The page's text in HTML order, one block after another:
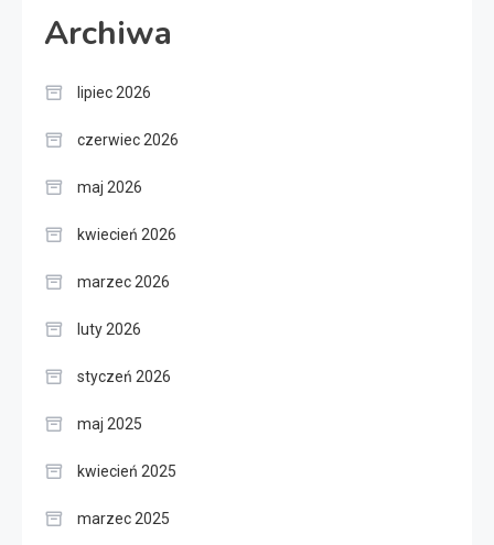
Archiwa
lipiec 2026
czerwiec 2026
maj 2026
kwiecień 2026
marzec 2026
luty 2026
styczeń 2026
maj 2025
kwiecień 2025
marzec 2025